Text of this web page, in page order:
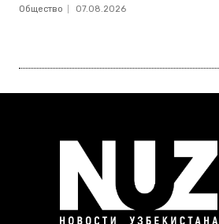
Общество 07.08.2026